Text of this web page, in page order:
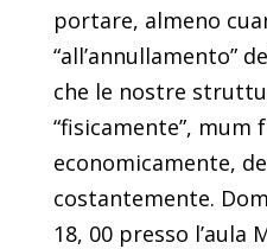
portare, almeno
“all’annullamento”
che le nostre
“fisicamente”, mum
economicamente,
costantemente.
18, 00 presso l’aula